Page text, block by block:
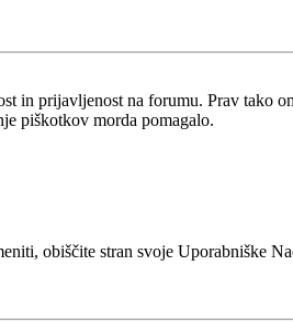
prijavljenost na forumu. Prav tako
piškotkov morda pomagalo.
obiščite stran svoje Uporabniške